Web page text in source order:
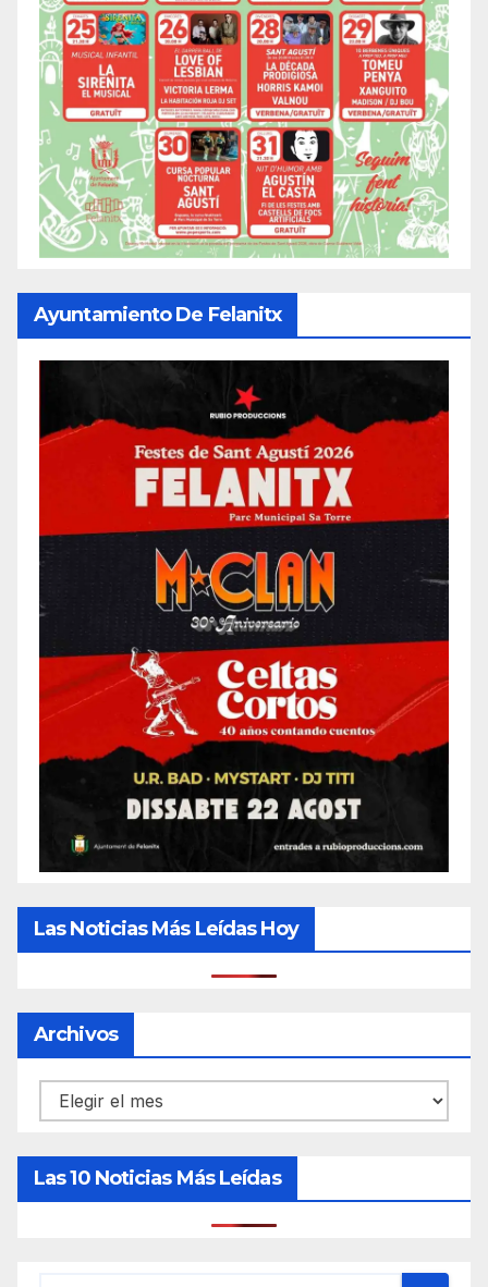
Ayuntamiento De Felanitx
Las Noticias Más Leídas Hoy
Archivos
Archivos
Las 10 Noticias Más Leídas